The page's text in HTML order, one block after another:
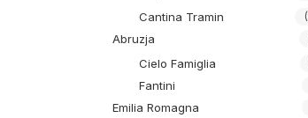
Cantina Tramin
Abruzja
Cielo Famiglia
Fantini
Emilia Romagna